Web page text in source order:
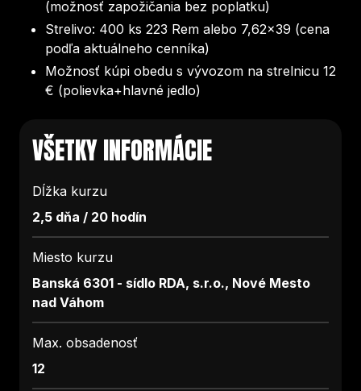
(možnosť zapožičania bez poplatku)
Strelivo: 400 ks 223 Rem alebo 7,62x39 (cena
podľa aktuálneho cenníka)
Možnosť kúpi obedu s vývozom na strelnicu 12
€ (polievka+hlavné jedlo)
VŠETKY INFORMÁCIE
Dĺžka kurzu
2,5 dňa / 20 hodín
Miesto kurzu
Banská 6301 - sídlo RDA, s.r.o., Nové Mesto
nad Váhom
Max. obsadenosť
12